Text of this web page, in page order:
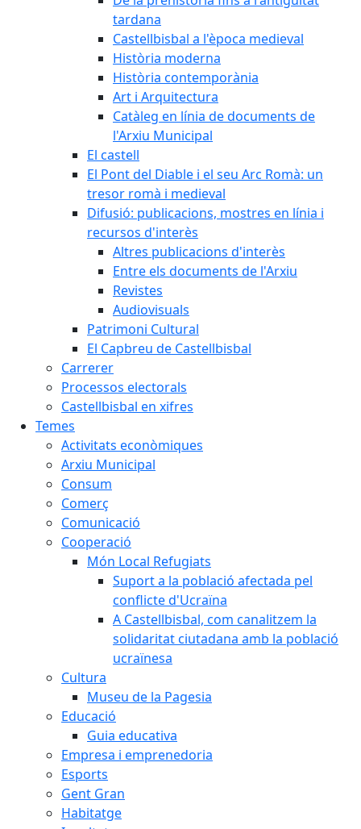
tardana
Castellbisbal a l'època medieval
Història moderna
Història contemporània
Art i Arquitectura
Catàleg en línia de documents de
l'Arxiu Municipal
El castell
El Pont del Diable i el seu Arc Romà: un
tresor romà i medieval
Difusió: publicacions, mostres en línia i
recursos d'interès
Altres publicacions d'interès
Entre els documents de l'Arxiu
Revistes
Audiovisuals
Patrimoni Cultural
El Capbreu de Castellbisbal
Carrerer
Processos electorals
Castellbisbal en xifres
Temes
Activitats econòmiques
Arxiu Municipal
Consum
Comerç
Comunicació
Cooperació
Món Local Refugiats
Suport a la població afectada pel
conflicte d'Ucraïna
A Castellbisbal, com canalitzem la
solidaritat ciutadana amb la població
ucraïnesa
Cultura
Museu de la Pagesia
Educació
Guia educativa
Empresa i emprenedoria
Esports
Gent Gran
Habitatge